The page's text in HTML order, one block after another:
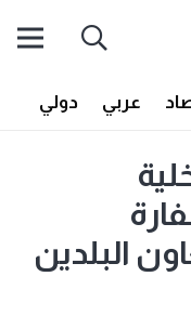
عربي دولي
البلدين